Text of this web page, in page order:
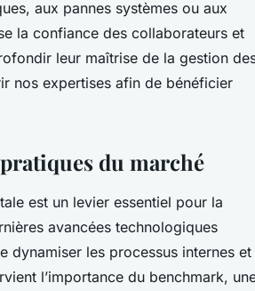
aux pannes systèmes ou aux
la confiance des collaborateurs et
leur maîtrise de la gestion
nos expertises afin de bénéficier
du marché
est un levier essentiel pour la
avancées technologiques
dynamiser les processus internes et
l’importance du benchmark,